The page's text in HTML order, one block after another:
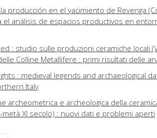
producción en el yacimiento de Revenga
el análisis de espacios productivos en
: studio sulle produzioni ceramiche locali
Colline Metallifere : primi risultati delle
: medieval legends and archaeological
Italy
archeometrica e archeologica della
metà XI secolo) : nuovi dati e problemi aperti